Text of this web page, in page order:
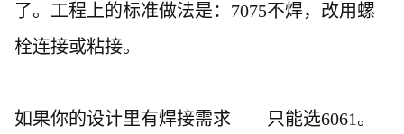
了。工程上的标准做法是：7075不焊，改用螺
栓连接或粘接。
如果你的设计里有焊接需求——只能选6061。